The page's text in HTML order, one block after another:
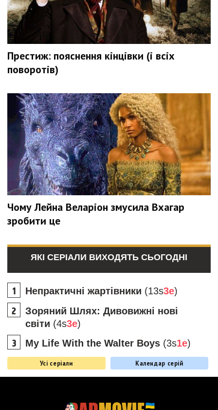
Престиж: пояснення кінцівки (і всіх
поворотів)
Чому Лейна Веларіон змусила Вхагар
зробити це
ЯКІ СЕРІАЛИ ВИХОДЯТЬ СЬОГОДНІ
Непрактичні жартівники (13s3e)
Зоряний Шлях: Дивовижні нові
світи (4s3e)
My Life With the Walter Boys (3s1e)
Усі серіали Календар серій